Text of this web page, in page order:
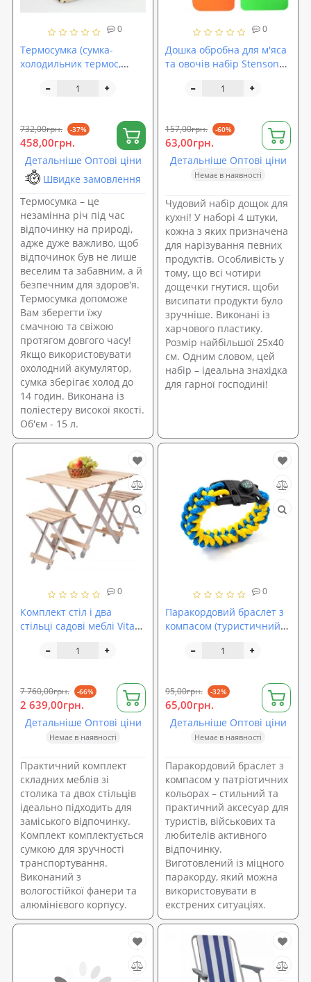
0
Термосумка (сумка-
холодильник термос,
ланчбокс) для їжі та
732,00грн. -37%
458,00грн.
Детальніше Оптові ціни
Швидке замовлення
Термосумка – це
незамінна річ під час
відпочинку на природі,
адже дуже важливо, щоб
відпочинок був не лише
веселим та забавним, а й
безпечним для здоров'я.
Термосумка допоможе
Вам зберегти їжу
смачною та свіжою
протягом довгого часу!
Якщо використовувати
охолодний акумулятор,
сумка зберігає холод до
14 годин. Виконана із
поліестеру високої якості.
Об'єм - 15 л.
0
Дошка обробна для м'яса
та овочів набір Stenson
157,00грн. -60%
63,00грн.
Детальніше Оптові ціни
Немає в наявності
Чудовий набір дощок для
кухні! У наборі 4 штуки,
кожна з яких призначена
для нарізування певних
продуктів. Особливість у
тому, що всі чотири
дощечки гнутися, щоби
висипати продукти було
зручніше. Виконані із
харчового пластику.
Розмір найбільшої 25х40
см. Одним словом, цей
набір – ідеальна знахідка
для гарної господині!
0
Комплект стіл і два
стільці садові меблі Vitan
7 760,00грн. -66%
2 639,00грн.
Детальніше Оптові ціни
Немає в наявності
Практичний комплект
складних меблів зі
столика та двох стільців
ідеально підходить для
заміського відпочинку.
Комплект комплектується
сумкою для зручності
транспортування.
Виконаний з
вологостійкої фанери та
алюмінієвого корпусу.
0
Паракордовий браслет з
компасом (туристичний
OSPORT (ty-0054)
95,00грн. -32%
65,00грн.
Детальніше Оптові ціни
Немає в наявності
Паракордовий браслет з
компасом у патріотичних
кольорах – стильний та
практичний аксесуар для
туристів, військових та
любителів активного
відпочинку.
Виготовлений із міцного
паракорду, який можна
використовувати в
екстрених ситуаціях.